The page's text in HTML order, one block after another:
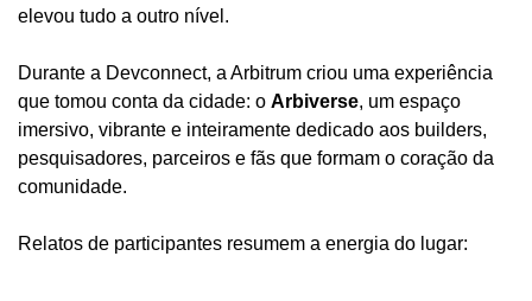
elevou tudo a outro nível.
Durante a Devconnect, a Arbitrum criou uma experiência
que tomou conta da cidade: o Arbiverse, um espaço
imersivo, vibrante e inteiramente dedicado aos builders,
pesquisadores, parceiros e fãs que formam o coração da
comunidade.
Relatos de participantes resumem a energia do lugar: